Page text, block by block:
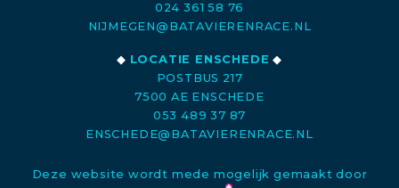
024 361 58 76
NIJMEGEN@BATAVIERENRACE.NL
◆ LOCATIE ENSCHEDE ◆
POSTBUS 217
7500 AE ENSCHEDE
053 489 37 87
ENSCHEDE@BATAVIERENRACE.NL
Deze website wordt mede mogelijk gemaakt door